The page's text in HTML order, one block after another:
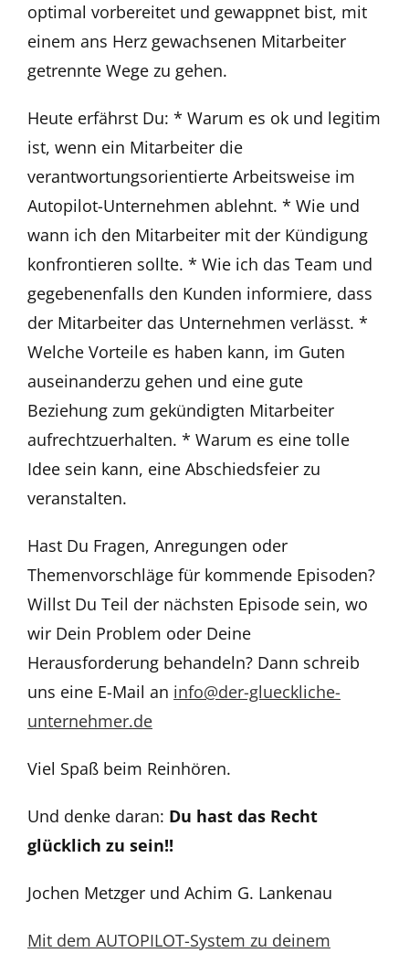
optimal vorbereitet und gewappnet bist, mit
einem ans Herz gewachsenen Mitarbeiter
getrennte Wege zu gehen.
Heute erfährst Du: * Warum es ok und legitim
ist, wenn ein Mitarbeiter die
verantwortungsorientierte Arbeitsweise im
Autopilot-Unternehmen ablehnt. * Wie und
wann ich den Mitarbeiter mit der Kündigung
konfrontieren sollte. * Wie ich das Team und
gegebenenfalls den Kunden informiere, dass
der Mitarbeiter das Unternehmen verlässt. *
Welche Vorteile es haben kann, im Guten
auseinanderzu gehen und eine gute
Beziehung zum gekündigten Mitarbeiter
aufrechtzuerhalten. * Warum es eine tolle
Idee sein kann, eine Abschiedsfeier zu
veranstalten.
Hast Du Fragen, Anregungen oder
Themenvorschläge für kommende Episoden?
Willst Du Teil der nächsten Episode sein, wo
wir Dein Problem oder Deine
Herausforderung behandeln? Dann schreib
uns eine E-Mail an info@der-glueckliche-
unternehmer.de
Viel Spaß beim Reinhören.
Und denke daran: Du hast das Recht
glücklich zu sein!!
Jochen Metzger und Achim G. Lankenau
Mit dem AUTOPILOT-System zu deinem